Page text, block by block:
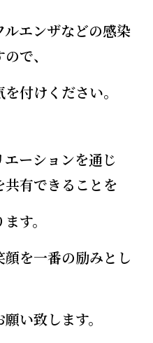
エンザなどの感染
で、
付けください。
ーションを通じ
有できることを
す。
を一番の励みとし
い致します。